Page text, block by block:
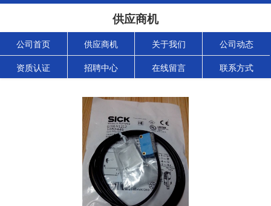
供应商机
公司首页 供应商机 关于我们 公司动态
资质认证 招聘中心 在线留言 联系方式